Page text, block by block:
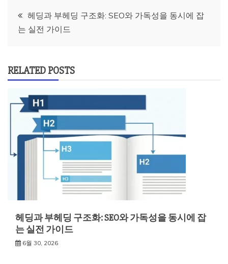
글
탐
색
헤딩과 부헤딩 구조화: SEO와 가독성을 동시에 잡
는 실전 가이드
RELATED POSTS
헤딩과 부헤딩 구조화: SEO와 가독성을 동시에 잡
는 실전 가이드
6월 30, 2026